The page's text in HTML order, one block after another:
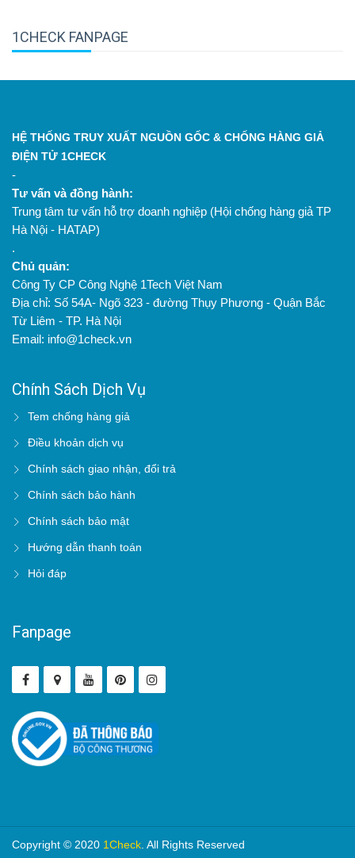
1CHECK FANPAGE
HỆ THỐNG TRUY XUẤT NGUỒN GỐC & CHỐNG HÀNG GIẢ
ĐIỆN TỬ 1CHECK
-
Tư vấn và đồng hành:
Trung tâm tư vấn hỗ trợ doanh nghiệp (Hội chống hàng giả TP
Hà Nội - HATAP)
.
Chủ quản:
Công Ty CP Công Nghệ 1Tech Việt Nam
Địa chỉ: Số 54A- Ngõ 323 - đường Thụy Phương - Quận Bắc
Từ Liêm - TP. Hà Nội
Email: info@1check.vn
Chính Sách Dịch Vụ
Tem chống hàng giả
Điều khoản dịch vụ
Chính sách giao nhận, đổi trả
Chính sách bảo hành
Chính sách bảo mật
Hướng dẫn thanh toán
Hỏi đáp
Fanpage
Copyright © 2020 1Check . All Rights Reserved